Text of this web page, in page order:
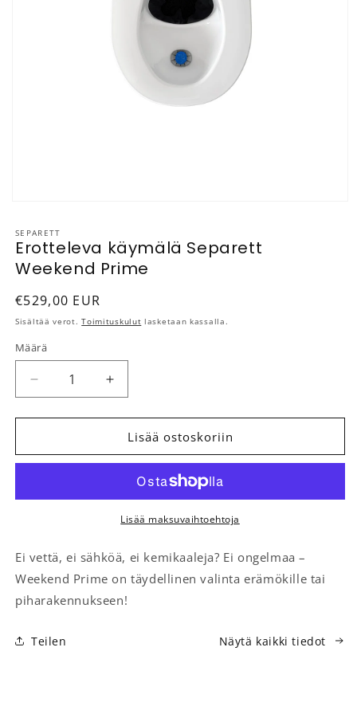
SEPARETT
Erotteleva käymälä Separett
Weekend Prime
Normaalihinta
€529,00 EUR
Sisältää verot.Toimituskulut lasketaan kassalla.
Määrä
Määrä
Vähennä tuotteen Erotteleva käymälä Separett
Lisää tuotteen Erotteleva käymälä
Lisää ostoskoriin
Lisää maksuvaihtoehtoja
Ei vettä, ei sähköä, ei kemikaaleja? Ei ongelmaa –
Weekend Prime on täydellinen valinta erämökille tai
piharakennukseen!
Teilen Näytä kaikki tiedot